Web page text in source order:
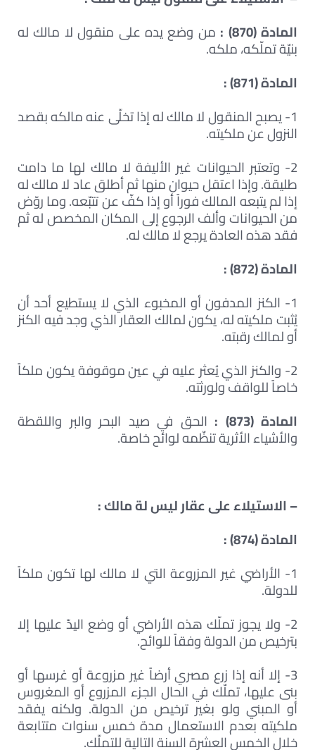
المادة (870) :
من وضع يده على منقول لا مالك له
بنيّة تملّكه، ملكه.
المادة (871) :
1- يصبح المنقول لا مالك له إذا تخلّى عنه مالكه بقصد
النزول عن ملكيته.
2- وتعتبر الحيوانات غير الأليفة لا مالك لها ما دامت
طليقة. وإذا اعتقل حيوان منها ثم أطلق عاد لا مالك له
إذا لم يتبعه المالك فوراً أو إذا كفّ عن تتبّعه. وما روّض
من الحيوانات وألف الرجوع إلى المكان المخصص له ثم
فقد هذه العادة يرجع لا مالك له.
المادة (872) :
1- الكنز المدفون أو المخبوء الذي لا يستطيع أحد أن
يُثبت ملكيته له، يكون لمالك العقار الذي وجد فيه الكنز
أو لمالك رقبته.
2- والكنز الذي يُعثر عليه في عين موقوفة يكون ملكاً
خاصاً للواقف ولورثته.
المادة (873) :
الحق في صيد البحر والبر واللقطة
والأشياء الأثرية تنظّمه لوائح خاصة.
– الاستيلاء على عقار ليس لة مالك :
المادة (874) :
1- الأراضي غير المزروعة التي لا مالك لها تكون ملكاً
للدولة.
2- ولا يجوز تملّك هذه الأراضي أو وضع اليدّ عليها إلا
بترخيص من الدولة وفقاً للوائح.
3- إلا أنه إذا زرع مصري أرضاً غير مزروعة أو غرسها أو
بنى عليها، تملّك في الحال الجزء المزروع أو المغروس
أو المبني ولو بغير ترخيص من الدولة. ولكنه يفقد
ملكيته بعدم الاستعمال مدة خمس سنوات متتابعة
خلال الخمس العشرة السنة التالية للتملّك.